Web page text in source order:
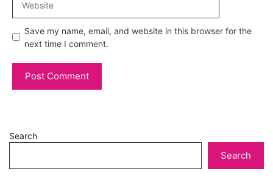
Save my name, email, and website in this browser for the
next time I comment.
Search
Search